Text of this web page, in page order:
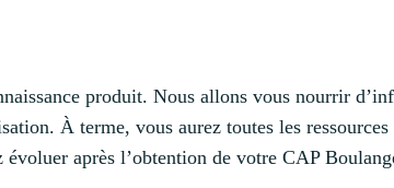
produit. Nous allons vous nourrir
À terme, vous aurez toutes les
après l’obtention de votre CAP